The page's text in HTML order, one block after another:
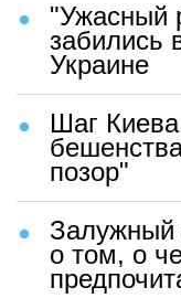
"Ужасный
забились
Украине
Шаг
позор"
Залужный
о том, о